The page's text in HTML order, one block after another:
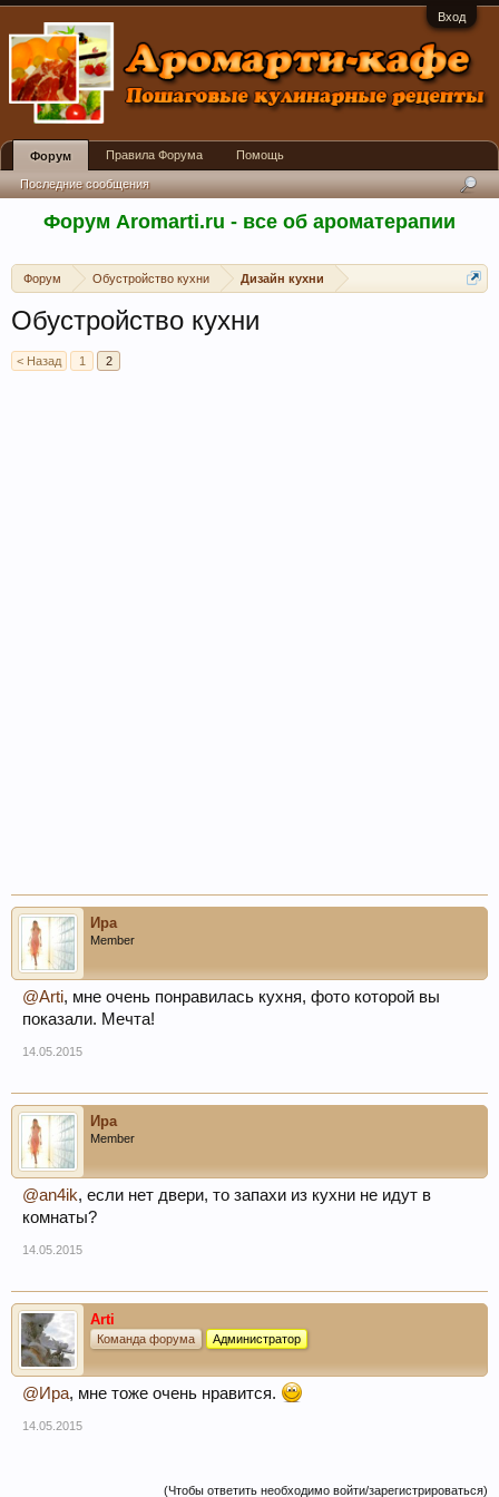
Вход
Форум Aromarti.ru - все об ароматерапии
Форум Обустройство кухни Дизайн кухни
Обустройство кухни
< Назад 1 2
Ира
Member
@Arti, мне очень понравилась кухня, фото которой вы
показали. Мечта!
14.05.2015
Ира
Member
@an4ik, если нет двери, то запахи из кухни не идут в
комнаты?
14.05.2015
Arti
Команда форума Администратор
@Ира, мне тоже очень нравится.
14.05.2015
(Чтобы ответить необходимо войти/зарегистрироваться)
Форум
Последние сообщения
Правила Форума Помощь